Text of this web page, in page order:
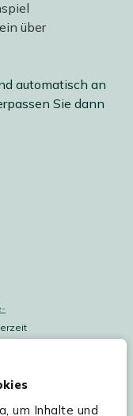
um Inhalte und
automatisch an
Sie dann